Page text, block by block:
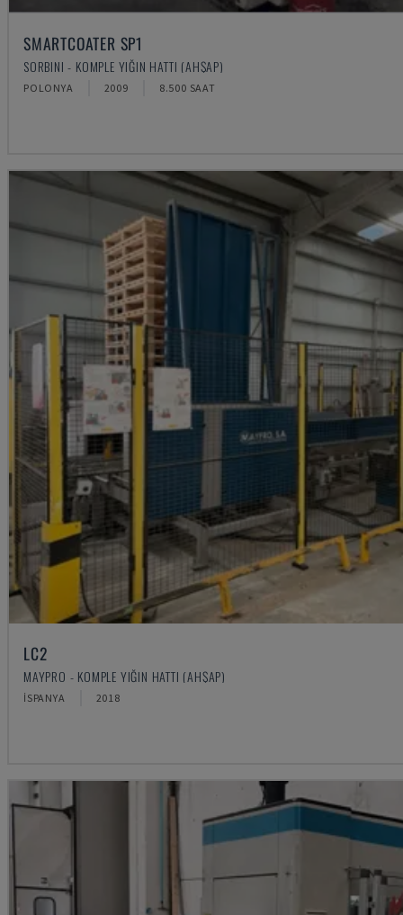
SMARTCOATER SP1
SORBINI - KOMPLE YIĞIN HATTI (AHŞAP)
POLONYA 2009 8.500 SAAT
LC2
MAYPRO - KOMPLE YIĞIN HATTI (AHŞAP)
İSPANYA 2018